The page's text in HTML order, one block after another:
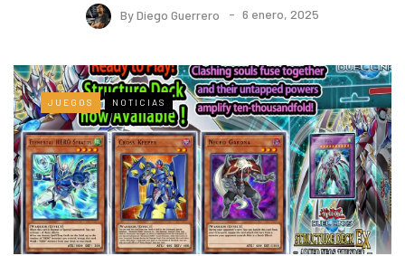
ByDiego Guerrero 6 enero, 2025
JUEGOS NOTICIAS